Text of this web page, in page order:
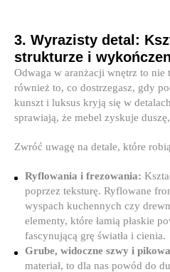
3. Wyrazisty detal:
strukturze i
Odwaga w aranżacji wnętrz to nie
również to, co dostrzegasz, gdy
kunszt i luksus kryją się w
sprawiają, że mebel zyskuje
Zwróć uwagę na detale, które
Ryflowania i frezowania:
poprzez teksturę. Ryflowane
wyspach kuchennych czy
elementy, które łamią płaskie
fascynującą grę światła i cienia.
Grube, widoczne szwy i
materiał, to dla nas powód do